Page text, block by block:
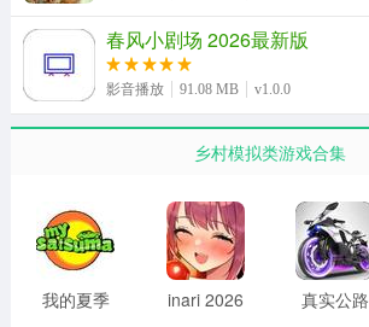
春风小剧场 2026最新版
影音播放 91.08 MB v1.0.0
乡村模拟类游戏合集
我的夏季
inari 2026
真实公路